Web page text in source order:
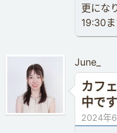
更にな
19:30
June_
カフ
中です
2024年6